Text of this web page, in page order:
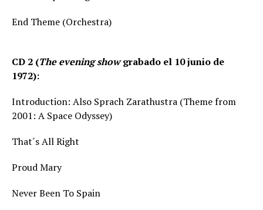
End Theme (Orchestra)
CD 2 (The evening showgrabado el 10 junio de
1972):
Introduction: Also Sprach Zarathustra (Theme from
2001: A Space Odyssey)
That´s All Right
Proud Mary
Never Been To Spain